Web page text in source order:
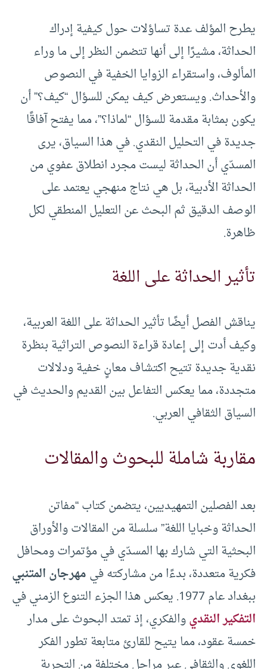
يطرح المؤلف عدة تساؤلات حول كيفية إدراك
الحداثة، مشيرًا إلى أنها تتضمن النظر إلى ما وراء
المألوف، واستقراء الزوايا الخفية في النصوص
والأحداث. ويستعرض كيف يمكن للسؤال “كيف؟” أن
يكون بمثابة مقدمة للسؤال “لماذا؟”، مما يفتح آفاقًا
جديدة في التحليل النقدي. في هذا السياق، يرى
المسدّي أن الحداثة ليست مجرد انطلاق عفوي من
الحداثة الأدبية، بل هي نتاج منهجي يعتمد على
الوصف الدقيق ثم البحث عن التعليل المنطقي لكل
ظاهرة.
تأثير الحداثة على اللغة
يناقش الفصل أيضًا تأثير الحداثة على اللغة العربية،
وكيف أدت إلى إعادة قراءة النصوص التراثية بنظرة
نقدية جديدة تتيح اكتشاف معانٍ خفية ودلالات
متجددة، مما يعكس التفاعل بين القديم والحديث في
السياق الثقافي العربي.
مقاربة شاملة للبحوث والمقالات
بعد الفصلين التمهيديين، يتضمن كتاب “مفاتن
الحداثة وخبايا اللغة” سلسلة من المقالات والأوراق
البحثية التي شارك بها المسدّي في مؤتمرات ومحافل
فكرية متعددة، بدءًا من مشاركته فيمهرجان المتنبي
ببغداد عام 1977. يعكس هذا الجزء التنوع الزمني في
التفكير النقديوالفكري، إذ تمتد البحوث على مدار
خمسة عقود، مما يتيح للقارئ متابعة تطور الفكر
اللغوي والثقافي عبر مراحل مختلفة من التجربة